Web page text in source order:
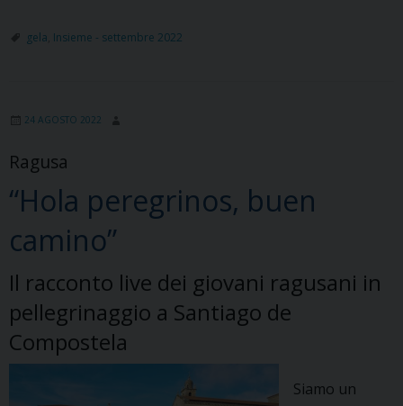
gela Insieme - settembre 2022
24 AGOSTO 2022
Ragusa
“Hola peregrinos, buen
camino”
Il racconto live dei giovani ragusani in
pellegrinaggio a Santiago de
Compostela
Siamo un